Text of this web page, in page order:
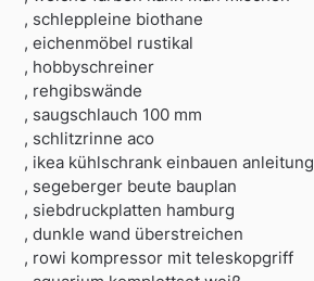
, schleppleine biothane
, eichenmöbel rustikal
, hobbyschreiner
, rehgibswände
, saugschlauch 100 mm
, schlitzrinne aco
, ikea kühlschrank einbauen anleitung
, segeberger beute bauplan
, siebdruckplatten hamburg
, dunkle wand überstreichen
, rowi kompressor mit teleskopgriff